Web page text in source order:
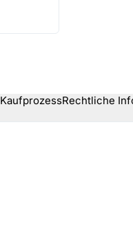
KaufprozessRechtliche